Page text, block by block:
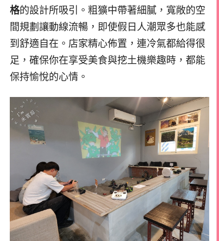
格的設計所吸引。粗獷中帶著細膩，寬敞的空
間規劃讓動線流暢，即使假日人潮眾多也能感
到舒適自在。店家精心佈置，連冷氣都給得很
足，確保你在享受美食與挖土機樂趣時，都能
保持愉悅的心情。